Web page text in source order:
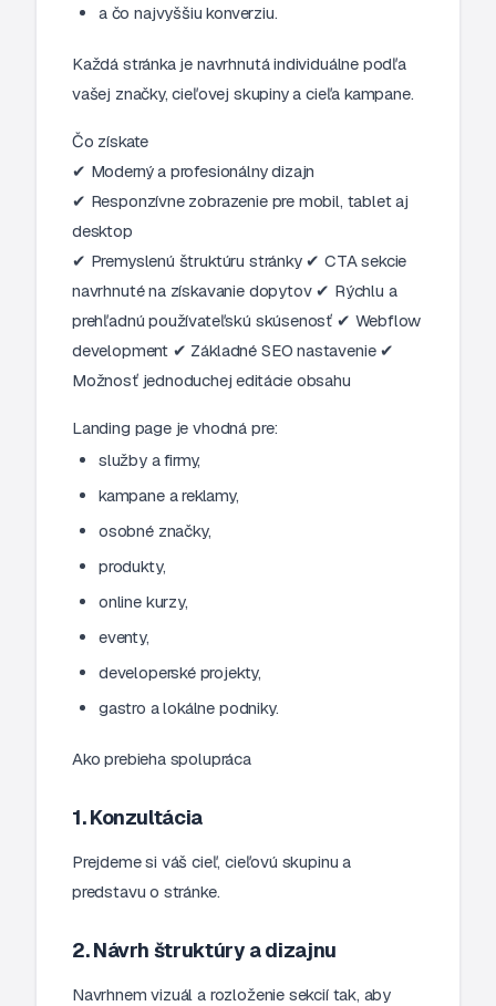
a čo najvyššiu konverziu.
Každá stránka je navrhnutá individuálne podľa
vašej značky, cieľovej skupiny a cieľa kampane.
Čo získate
✔ Moderný a profesionálny dizajn
✔ Responzívne zobrazenie pre mobil, tablet aj
desktop
✔ Premyslenú štruktúru stránky✔ CTA sekcie
navrhnuté na získavanie dopytov✔ Rýchlu a
prehľadnú používateľskú skúsenosť ✔ Webflow
development ✔ Základné SEO nastavenie✔
Možnosť jednoduchej editácie obsahu
Landing page je vhodná pre:
služby a firmy,
kampane a reklamy,
osobné značky,
produkty,
online kurzy,
eventy,
developerské projekty,
gastro a lokálne podniky.
Ako prebieha spolupráca
1. Konzultácia
Prejdeme si váš cieľ, cieľovú skupinu a
predstavu o stránke.
2. Návrh štruktúry a dizajnu
Navrhnem vizuál a rozloženie sekcií tak, aby